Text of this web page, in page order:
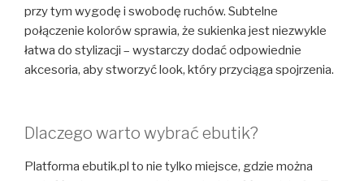
przy tym wygodę i swobodę ruchów. Subtelne
połączenie kolorów sprawia, że sukienka jest niezwykle
łatwa do stylizacji – wystarczy dodać odpowiednie
akcesoria, aby stworzyć look, który przyciąga spojrzenia.
Dlaczego warto wybrać ebutik?
Platforma ebutik.pl to nie tylko miejsce, gdzie można